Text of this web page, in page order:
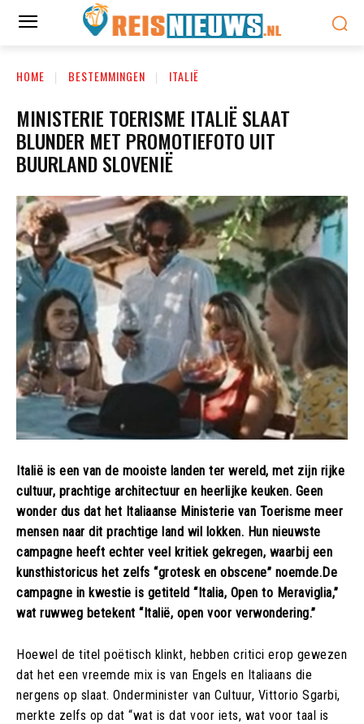
HOME BESTEMMINGEN ITALIË
MINISTERIE TOERISME ITALIË SLAAT
BLUNDER MET PROMOTIEFOTO UIT
BUURLAND SLOVENIË
Italië is een van de mooiste landen ter wereld, met zijn rijke
cultuur, prachtige architectuur en heerlijke keuken. Geen
wonder dus dat het Italiaanse Ministerie van Toerisme meer
mensen naar dit prachtige land wil lokken. Hun nieuwste
campagne heeft echter veel kritiek gekregen, waarbij een
kunsthistoricus het zelfs “grotesk en obscene” noemde.De
campagne in kwestie is getiteld “Italia, Open to Meraviglia,”
wat ruwweg betekent “Italië, open voor verwondering.”
Hoewel de titel poëtisch klinkt, hebben critici erop gewezen
dat het een vreemde mix is van Engels en Italiaans die
nergens op slaat. Onderminister van Cultuur, Vittorio Sgarbi,
merkte zelfs op dat “wat is dat voor iets, wat voor taal is